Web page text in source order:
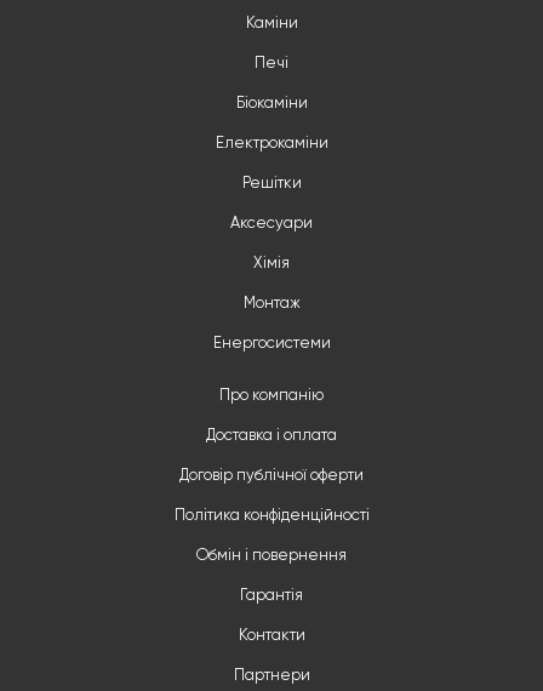
Каміни
Печі
Біокаміни
Електрокаміни
Решітки
Аксесуари
Хімія
Монтаж
Енергосистеми
Про компанію
Доставка і оплата
Договір публічної оферти
Політика конфіденційності
Обмін і повернення
Гарантія
Контакти
Партнери